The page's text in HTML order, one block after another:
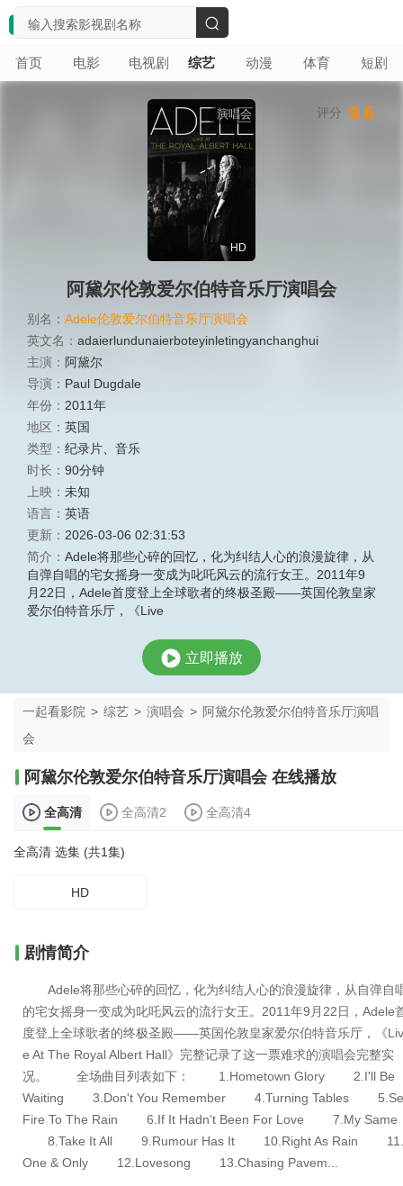
首页 电影 电视剧 综艺 动漫 体育 短剧
搜
索
演唱会
HD
阿黛尔伦敦爱尔伯特音乐厅演唱会
别名： Adele伦敦爱尔伯特音乐厅演唱会
英文名： adaierlundunaierboteyinletingyanchanghui
主演： 阿黛尔
导演： Paul Dugdale
年份： 2011年
地区： 英国
类型： 纪录片
音乐
时长： 90分钟
上映： 未知
语言： 英语
更新： 2026-03-06 02:31:53
简介： Adele将那些心碎的回忆，化为纠结人心的浪漫旋律，从
自弹自唱的宅女摇身一变成为叱吒风云的流行女王。2011年9
月22日，Adele首度登上全球歌者的终极圣殿——英国伦敦皇家
爱尔伯特音乐厅，《Live
评分 9.6
立即播放
一起看影院 > 综艺 > 演唱会 > 阿黛尔伦敦爱尔伯特音乐厅演唱
会
阿黛尔伦敦爱尔伯特音乐厅演唱会 在线播放
全高清 全高清2 全高清4
全高清 选集 (共1集)
HD
剧情简介
Adele将那些心碎的回忆，化为纠结人心的浪漫旋律，从自弹自
的宅女摇身一变成为叱吒风云的流行女王。2011年9月22日，Adele
度登上全球歌者的终极圣殿——英国伦敦皇家爱尔伯特音乐厅，《Liv
e At The Royal Albert Hall》完整记录了这一票难求的演唱会完整实
况。 全场曲目列表如下： 1.Hometown Glory 2.I'll Be
Waiting 3.Don't You Remember 4.Turning Tables
Fire To The Rain 6.If It Hadn't Been For Love 7.My Same
8.Take It All 9.Rumour Has It 10.Right As Rain 11.
One & Only 12.Lovesong 13.Chasing Pavem...